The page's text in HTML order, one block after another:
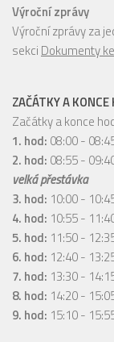
Výroční zprávy
Výroční zprávy za
sekci Dokumenty
ZAČÁTKY A KONCE
Začátky a konce
1. hod: 08:00 -
2. hod: 08:55 -
velká přestávka
3. hod: 10:00 -
4. hod: 10:55 -
5. hod: 11:50 -
6. hod: 12:40 -
7. hod: 13:30 -
8. hod: 14:20 -
9. hod: 15:10 -